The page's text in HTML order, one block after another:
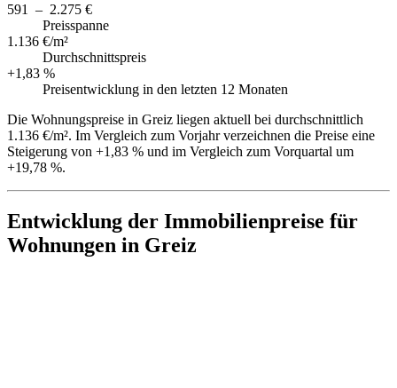
591 – 2.275 €
Preisspanne
1.136 €/m²
Durchschnittspreis
+1,83 %
Preisentwicklung in den letzten 12 Monaten
Die Wohnungspreise in Greiz liegen aktuell bei durchschnittlich
1.136 €/m². Im Vergleich zum Vorjahr verzeichnen die Preise eine
Steigerung von +1,83 % und im Vergleich zum Vorquartal um
+19,78 %.
Entwicklung der Immobilienpreise für
Wohnungen in Greiz